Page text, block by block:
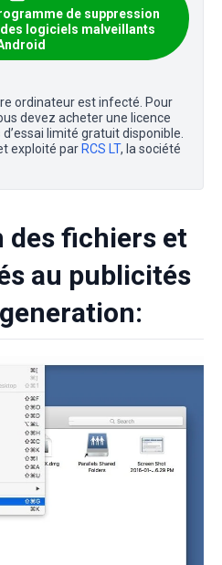
de suppression
logiciels malveillants
ordinateur est infecté. Pour
devez acheter une licence
limité gratuit disponible.
exploité parRCS LT, la société
des fichiers et
au publicités